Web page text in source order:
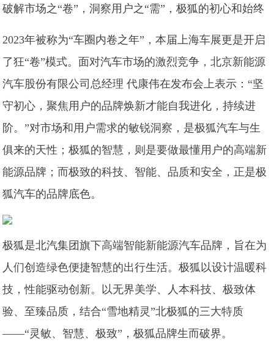
破解市场之“卷”，洞察用户之“需”，极狐的初心和始终
2023年被称为“车圈内卷之年”，本届上海车展更是开启
了狂“卷”模式。面对汽车市场的激烈竞争，北京新能源
汽车股份有限公司总经理 代康伟在发布会上表示：“坚
守初心，聚焦用户的品牌焕新才能自我进化，持续进
阶。”对市场和用户需求的敏锐洞察，是极狐汽车与生
俱来的天性；极狐的智慧，则是要做最懂用户的高端新
能源品牌；而极致的科技、智能、品质和安全，正是极
狐汽车的品牌底色。
极狐是北汽集团旗下高端智能新能源汽车品牌，旨在为
人们创造绿色便捷智慧的出行生活。极狐以设计温暖科
技，性能驱动创新。以无界美学、人本科技、极致体
验、至臻品质，结合“雪地精灵”北极狐的三大特质
——“灵敏、智慧、极致”，极狐品牌生而破界。